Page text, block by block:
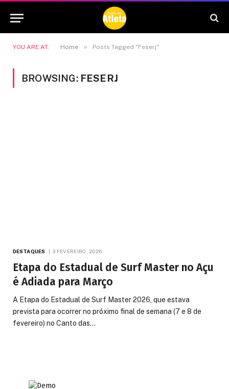
YOU ARE AT: Home » Posts Tagged "Feserj"
BROWSING: FESERJ
DESTAQUES 3 FEVEREIRO, 2026
Etapa do Estadual de Surf Master no Açu
é Adiada para Março
A Etapa do Estadual de Surf Master 2026, que estava
prevista para ocorrer no próximo final de semana (7 e 8 de
fevereiro) no Canto das…